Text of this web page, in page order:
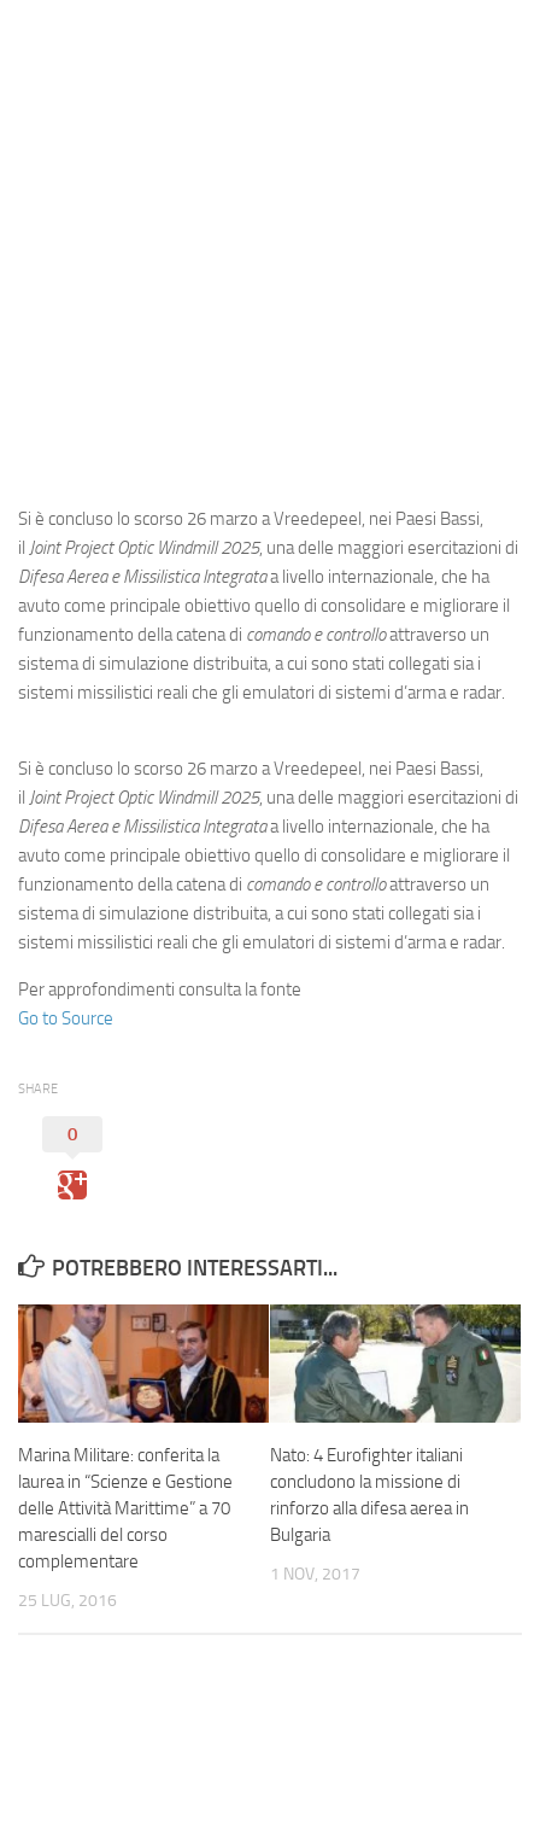
Eventi
Si è concluso lo scorso 26 marzo a Vreedepeel, nei Paesi Bassi,
il Joint Project Optic Windmill 2025, una delle maggiori esercitazioni di
Difesa Aerea e Missilistica Integrataa livello internazionale, che ha
avuto come principale obiettivo quello di consolidare e migliorare il
funzionamento della catena di comando e controlloattraverso un
sistema di simulazione distribuita, a cui sono stati collegati sia i
sistemi missilistici reali che gli emulatori di sistemi d’arma e radar.
Si è concluso lo scorso 26 marzo a Vreedepeel, nei Paesi Bassi,
il Joint Project Optic Windmill 2025, una delle maggiori esercitazioni di
Difesa Aerea e Missilistica Integrataa livello internazionale, che ha
avuto come principale obiettivo quello di consolidare e migliorare il
funzionamento della catena di comando e controlloattraverso un
sistema di simulazione distribuita, a cui sono stati collegati sia i
sistemi missilistici reali che gli emulatori di sistemi d’arma e radar.
Per approfondimenti consulta la fonte
Go to Source
SHARE
0
POTREBBERO INTERESSARTI...
Marina Militare: conferita la
laurea in “Scienze e Gestione
delle Attività Marittime” a 70
marescialli del corso
complementare
25 LUG, 2016
Nato: 4 Eurofighter italiani
concludono la missione di
rinforzo alla difesa aerea in
Bulgaria
1 NOV, 2017